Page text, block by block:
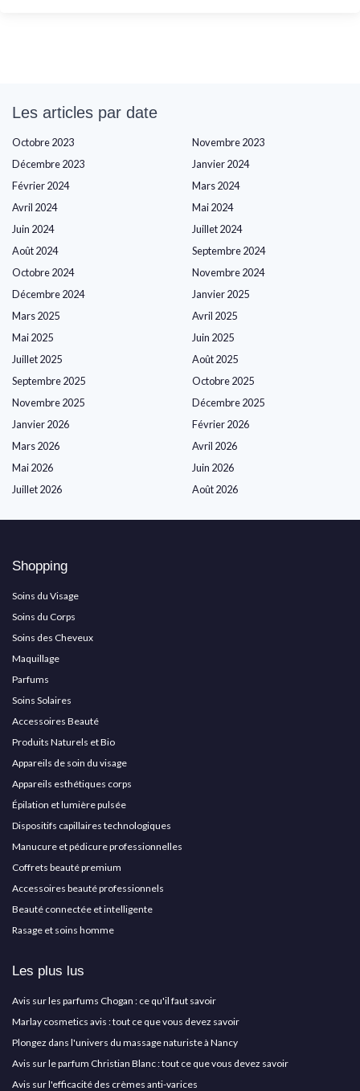
Les articles par date
Octobre 2023
Novembre 2023
Décembre 2023
Janvier 2024
Février 2024
Mars 2024
Avril 2024
Mai 2024
Juin 2024
Juillet 2024
Août 2024
Septembre 2024
Octobre 2024
Novembre 2024
Décembre 2024
Janvier 2025
Mars 2025
Avril 2025
Mai 2025
Juin 2025
Juillet 2025
Août 2025
Septembre 2025
Octobre 2025
Novembre 2025
Décembre 2025
Janvier 2026
Février 2026
Mars 2026
Avril 2026
Mai 2026
Juin 2026
Juillet 2026
Août 2026
Shopping
Soins du Visage
Soins du Corps
Soins des Cheveux
Maquillage
Parfums
Soins Solaires
Accessoires Beauté
Produits Naturels et Bio
Appareils de soin du visage
Appareils esthétiques corps
Épilation et lumière pulsée
Dispositifs capillaires technologiques
Manucure et pédicure professionnelles
Coffrets beauté premium
Accessoires beauté professionnels
Beauté connectée et intelligente
Rasage et soins homme
Les plus lus
Avis sur les parfums Chogan : ce qu'il faut savoir
Marlay cosmetics avis : tout ce que vous devez savoir
Plongez dans l'univers du massage naturiste à Nancy
Avis sur le parfum Christian Blanc : tout ce que vous devez savoir
Avis sur l'efficacité des crèmes anti-varices